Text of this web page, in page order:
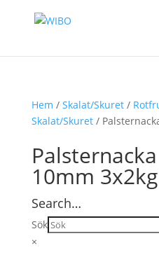
Hem / Skalat/Skuret/
Skalat/Skuret/
10mm
Search…
Sök
×